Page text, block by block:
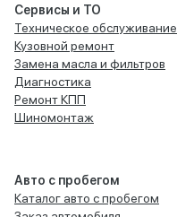
Сервисы и ТО
Техническое обслуживание
Кузовной ремонт
Замена масла и фильтров
Диагностика
Ремонт КПП
Шиномонтаж
Авто с пробегом
Каталог авто с пробегом